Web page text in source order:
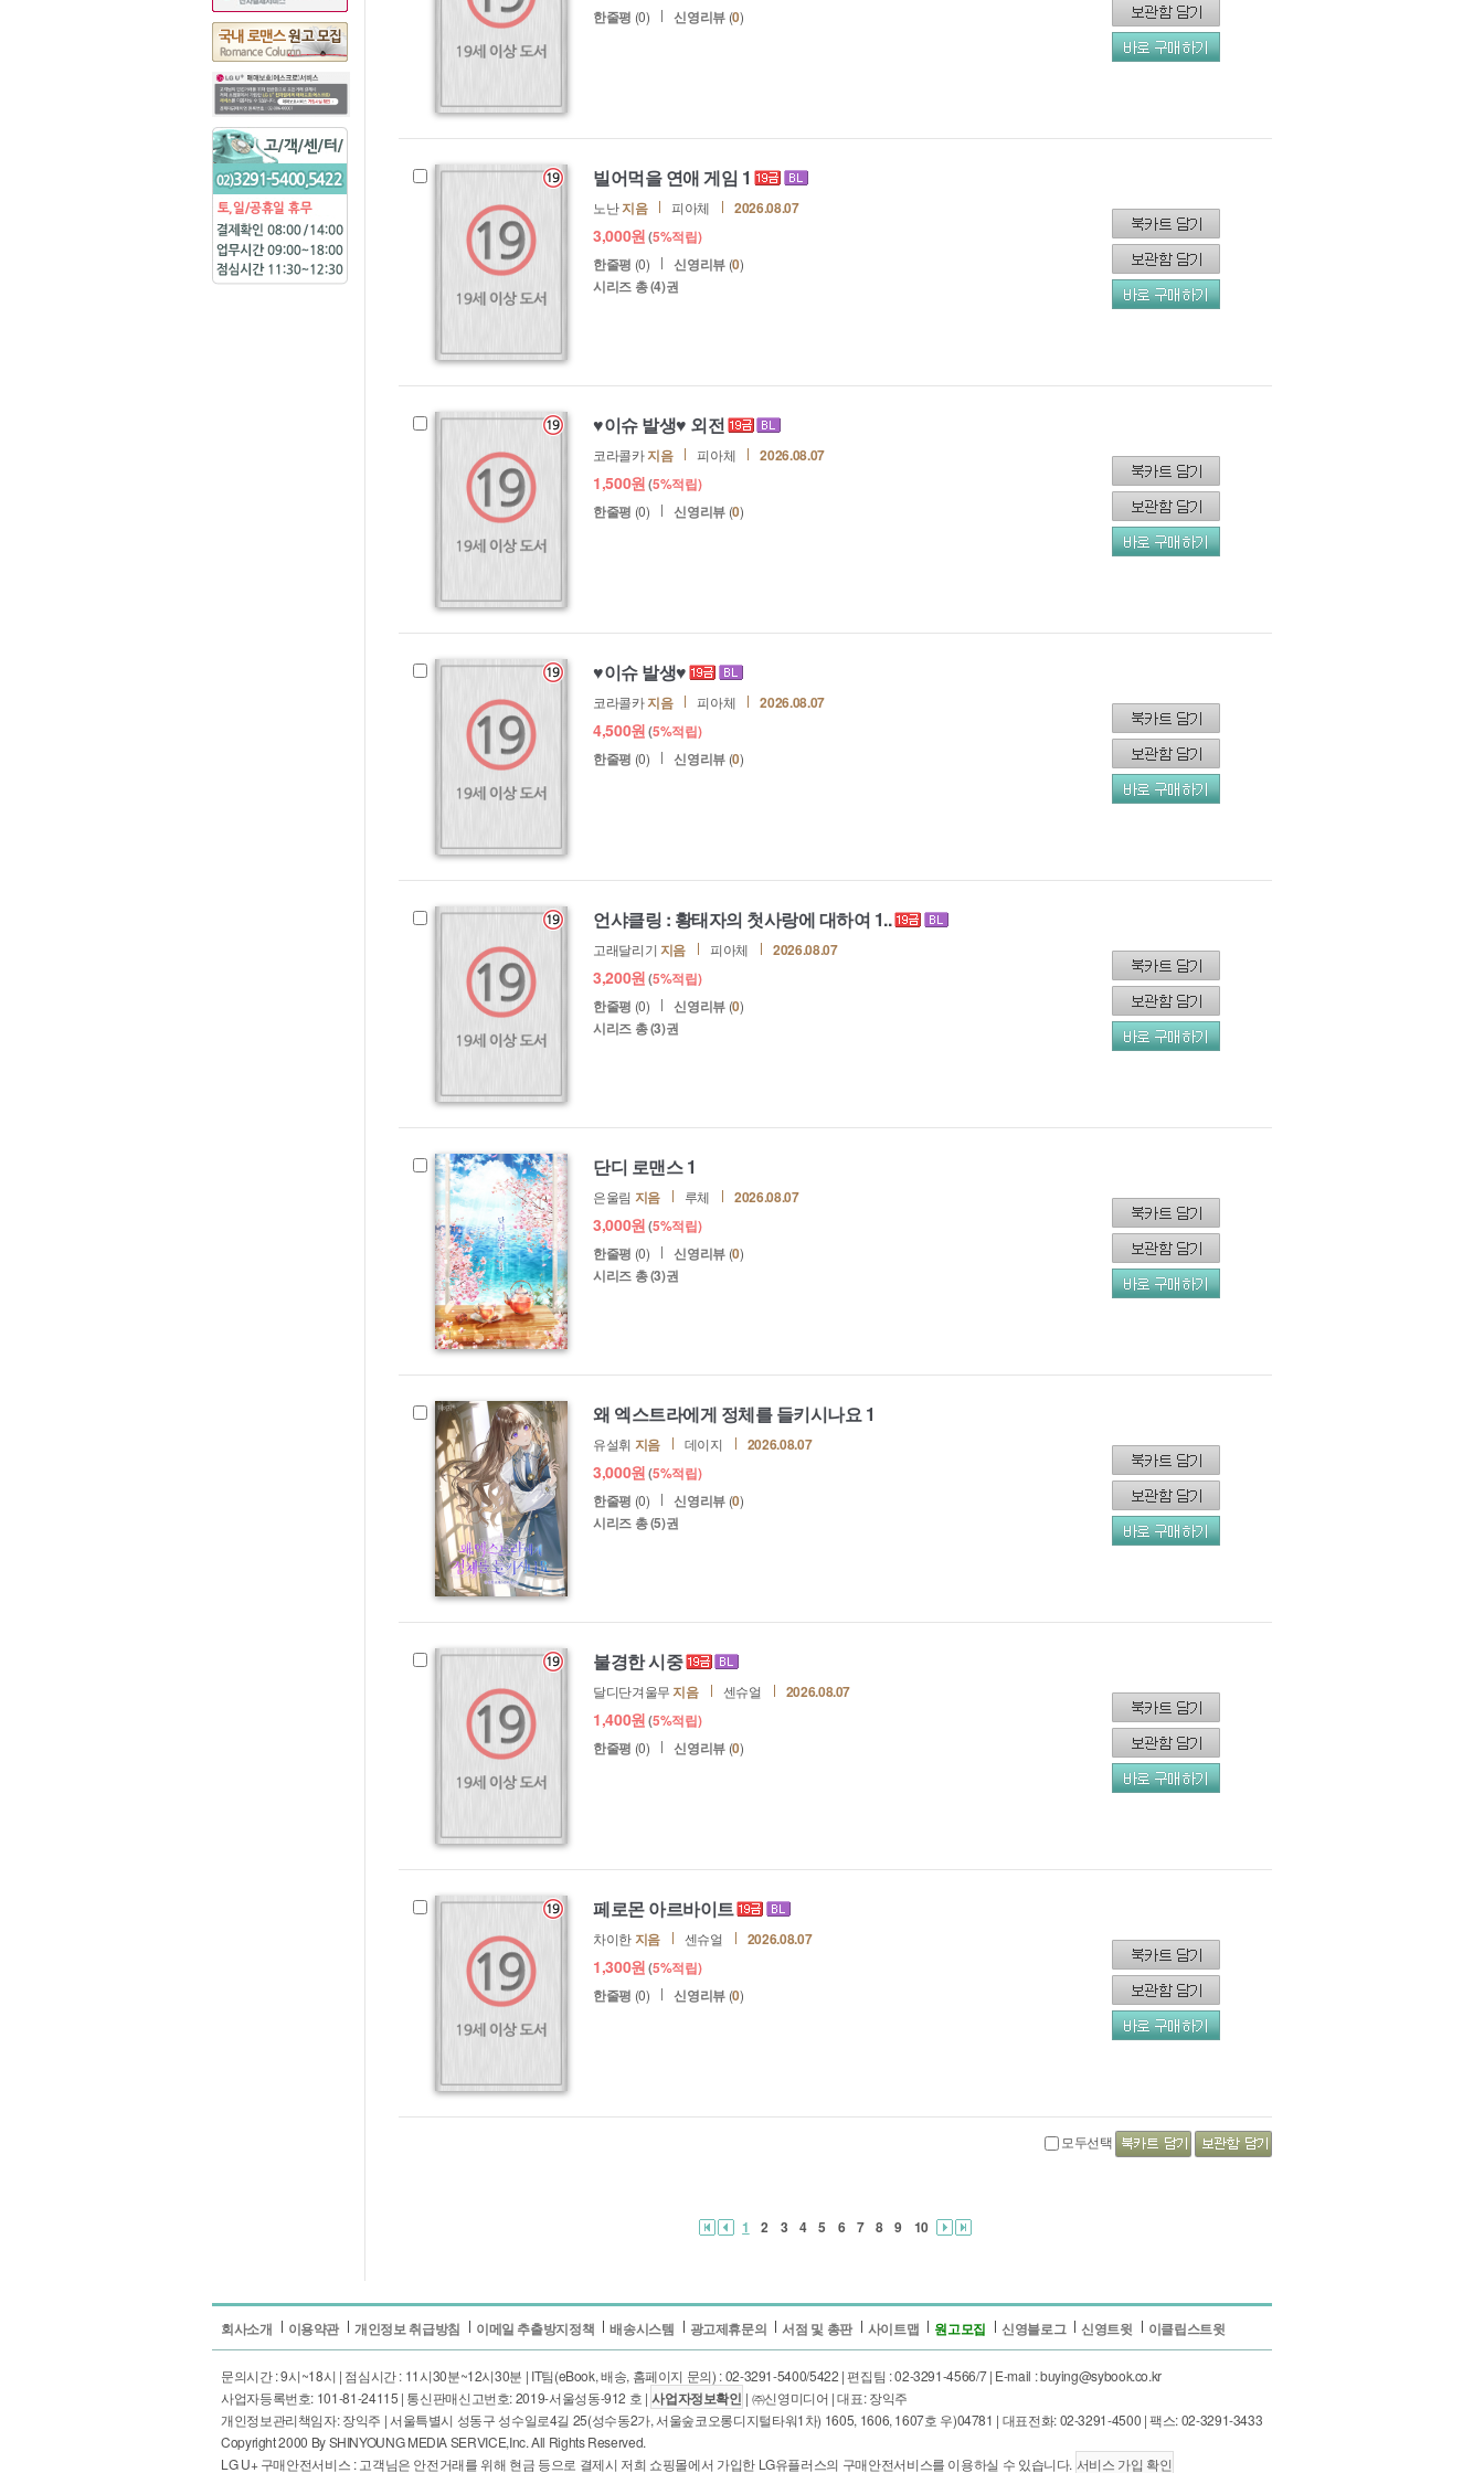
한줄평 (0) 신영리뷰 (0)
빌어먹을 연애 게임 1
노난지음 피아체 2026.08.07
3,000원(5%적립)
한줄평 (0) 신영리뷰 (0)
시리즈 총(4)권
♥이슈 발생♥ 외전
코라콜카지음 피아체 2026.08.07
1,500원(5%적립)
한줄평 (0) 신영리뷰 (0)
♥이슈 발생♥
코라콜카지음 피아체 2026.08.07
4,500원(5%적립)
한줄평 (0) 신영리뷰 (0)
언샤클링 : 황태자의 첫사랑에 대하여 1..
고래달리기 지음 피아체 2026.08.07
3,200원(5%적립)
한줄평 (0) 신영리뷰 (0)
시리즈 총(3)권
단디 로맨스 1
은울림 지음 루체 2026.08.07
3,000원(5%적립)
한줄평 (0) 신영리뷰 (0)
시리즈 총(3)권
왜 엑스트라에게 정체를 들키시나요 1
유설휘 지음 데이지 2026.08.07
3,000원(5%적립)
한줄평 (0) 신영리뷰 (0)
시리즈 총(5)권
불경한 시중
달디단겨울무지음 센슈얼 2026.08.07
1,400원(5%적립)
한줄평 (0) 신영리뷰 (0)
페로몬 아르바이트
차이한지음 센슈얼 2026.08.07
1,300원(5%적립)
한줄평 (0) 신영리뷰 (0)
모두선택
1 2 3 4 5 6 7 8 9 10
회사소개 이용약관 개인정보 취급방침 이메일 추출방지정책 배송시스템 광고제휴문의 서점 및 총판 사이트맵 원고모집 신영블로그 신영트윗 이클립스트윗
문의시간 : 9시~18시 | 점심시간 : 11시30분~12시30분 | IT팀(eBook, 배송, 홈페이지 문의) : 02-3291-5400/5422 | 편집팀 : 02-3291-4566/7 | E-mail : buying@sybook.co.kr
사업자등록번호: 101-81-24115 | 통신판매신고번호: 2019-서울성동-912 호 | 사업자정보확인 | ㈜신영미디어 | 대표: 장익주
개인정보관리책임자: 장익주 | 서울특별시 성동구 성수일로4길 25(성수동2가, 서울숲코오롱디지털타워1차) 1605, 1606, 1607호 우)04781 | 대표전화: 02-3291-4500 | 팩스: 02-3291-3433
Copyright 2000 By SHINYOUNG MEDIA SERVICE,Inc. All Rights Reserved.
LG U+ 구매안전서비스 : 고객님은 안전거래를 위해 현금 등으로 결제시 저희 쇼핑몰에서 가입한 LG유플러스의 구매안전서비스를 이용하실 수 있습니다. 서비스 가입 확인